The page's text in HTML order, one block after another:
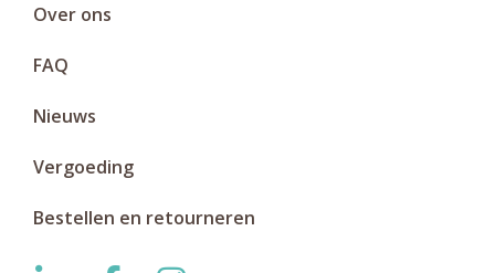
Over ons
FAQ
Nieuws
Vergoeding
Bestellen en retourneren